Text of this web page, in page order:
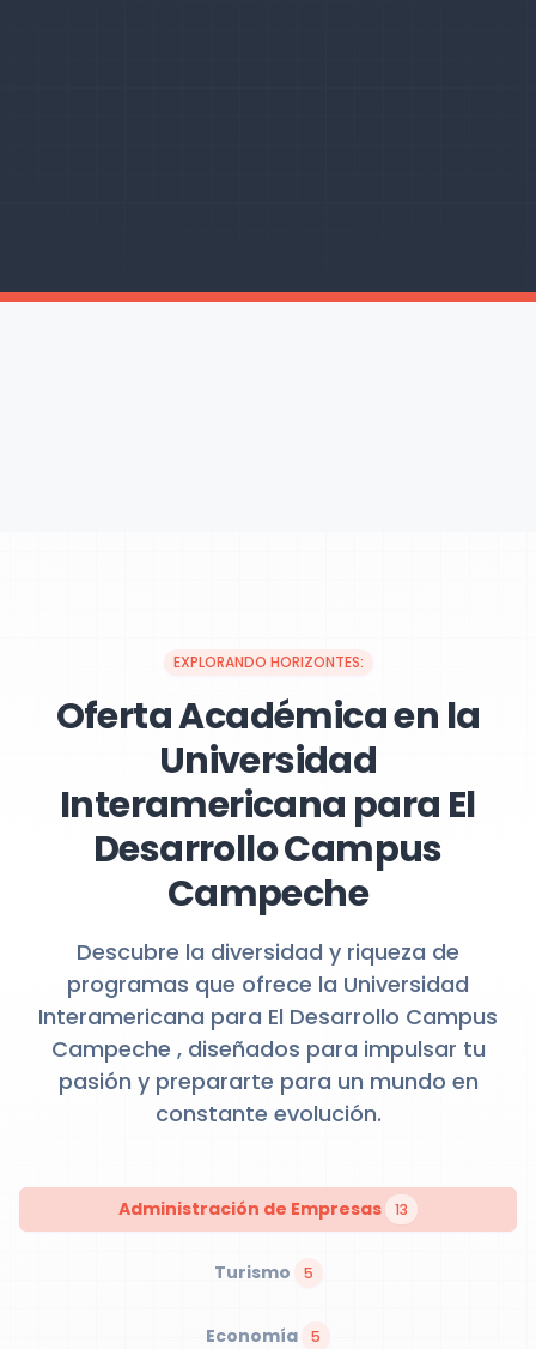
EXPLORANDO HORIZONTES:
Oferta Académica en la
Universidad
Interamericana para El
Desarrollo Campus
Campeche
Descubre la diversidad y riqueza de
programas que ofrece la Universidad
Interamericana para El Desarrollo Campus
Campeche , diseñados para impulsar tu
pasión y prepararte para un mundo en
constante evolución.
Administración de Empresas 13
Turismo 5
Economía 5